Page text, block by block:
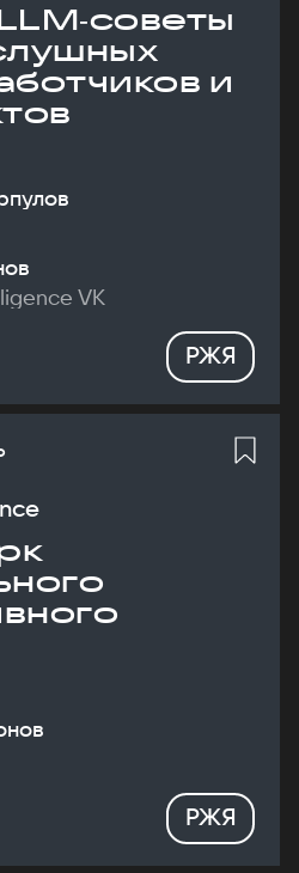
и
VK
РЖЯ
РЖЯ